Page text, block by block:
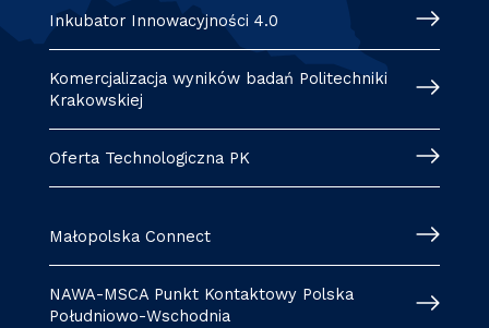
Inkubator Innowacyjności 4.0
Komercjalizacja wyników badań Politechniki
Krakowskiej
Oferta Technologiczna PK
Małopolska Connect
NAWA-MSCA Punkt Kontaktowy Polska
Południowo-Wschodnia